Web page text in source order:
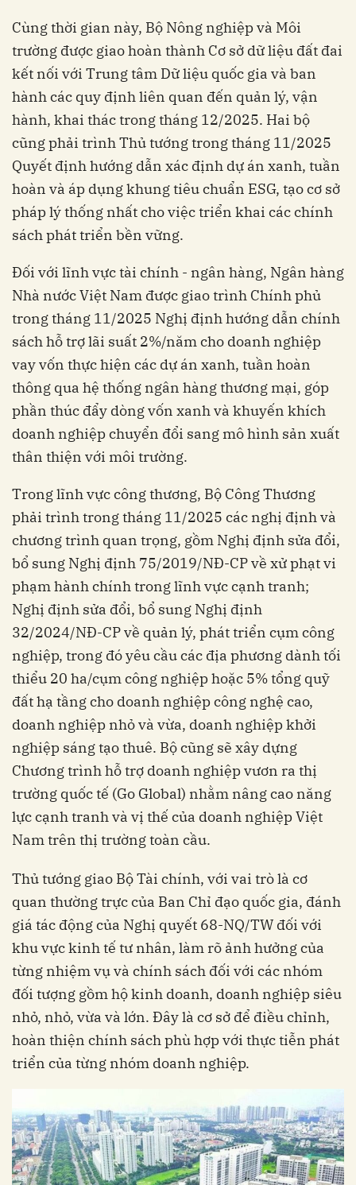
Cùng thời gian này, Bộ Nông nghiệp và Môi
trường được giao hoàn thành Cơ sở dữ liệu đất đai
kết nối với Trung tâm Dữ liệu quốc gia và ban
hành các quy định liên quan đến quản lý, vận
hành, khai thác trong tháng 12/2025. Hai bộ
cũng phải trình Thủ tướng trong tháng 11/2025
Quyết định hướng dẫn xác định dự án xanh, tuần
hoàn và áp dụng khung tiêu chuẩn ESG, tạo cơ sở
pháp lý thống nhất cho việc triển khai các chính
sách phát triển bền vững.
Đối với lĩnh vực tài chính - ngân hàng, Ngân hàng
Nhà nước Việt Nam được giao trình Chính phủ
trong tháng 11/2025 Nghị định hướng dẫn chính
sách hỗ trợ lãi suất 2%/năm cho doanh nghiệp
vay vốn thực hiện các dự án xanh, tuần hoàn
thông qua hệ thống ngân hàng thương mại, góp
phần thúc đẩy dòng vốn xanh và khuyến khích
doanh nghiệp chuyển đổi sang mô hình sản xuất
thân thiện với môi trường.
Trong lĩnh vực công thương, Bộ Công Thương
phải trình trong tháng 11/2025 các nghị định và
chương trình quan trọng, gồm Nghị định sửa đổi,
bổ sung Nghị định 75/2019/NĐ-CP về xử phạt vi
phạm hành chính trong lĩnh vực cạnh tranh;
Nghị định sửa đổi, bổ sung Nghị định
32/2024/NĐ-CP về quản lý, phát triển cụm công
nghiệp, trong đó yêu cầu các địa phương dành tối
thiểu 20 ha/cụm công nghiệp hoặc 5% tổng quỹ
đất hạ tầng cho doanh nghiệp công nghệ cao,
doanh nghiệp nhỏ và vừa, doanh nghiệp khởi
nghiệp sáng tạo thuê. Bộ cũng sẽ xây dựng
Chương trình hỗ trợ doanh nghiệp vươn ra thị
trường quốc tế (Go Global) nhằm nâng cao năng
lực cạnh tranh và vị thế của doanh nghiệp Việt
Nam trên thị trường toàn cầu.
Thủ tướng giao Bộ Tài chính, với vai trò là cơ
quan thường trực của Ban Chỉ đạo quốc gia, đánh
giá tác động của Nghị quyết 68-NQ/TW đối với
khu vực kinh tế tư nhân, làm rõ ảnh hưởng của
từng nhiệm vụ và chính sách đối với các nhóm
đối tượng gồm hộ kinh doanh, doanh nghiệp siêu
nhỏ, nhỏ, vừa và lớn. Đây là cơ sở để điều chỉnh,
hoàn thiện chính sách phù hợp với thực tiễn phát
triển của từng nhóm doanh nghiệp.